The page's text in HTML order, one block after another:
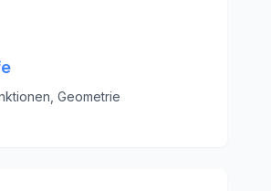
Geometrie